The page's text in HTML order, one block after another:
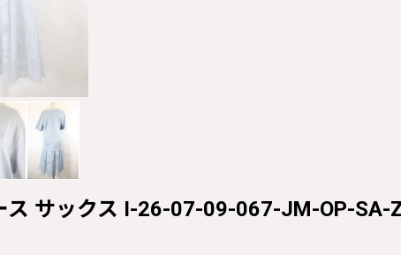
ス サックス I-26-07-09-067-JM-OP-SA-